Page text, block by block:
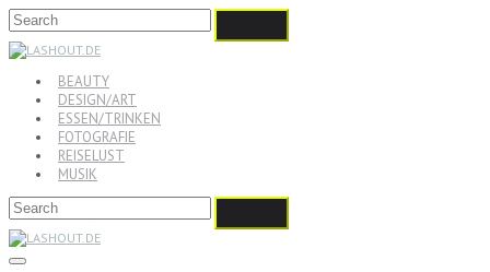
BEAUTY
DESIGN/ART
ESSEN/TRINKEN
FOTOGRAFIE
REISELUST
MUSIK